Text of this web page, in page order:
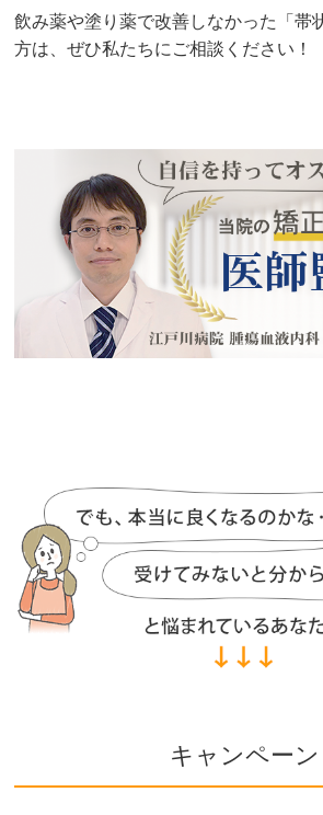
飲み薬や塗り薬で改善しなかった「帯
方は、ぜひ私たちにご相談ください！
キャンペーン